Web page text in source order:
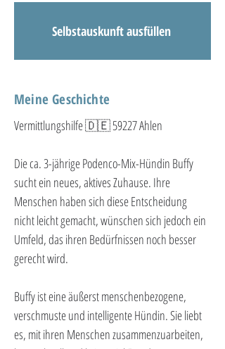
Selbstauskunft ausfüllen
Meine Geschichte
Vermittlungshilfe 🇩🇪 59227 Ahlen
Die ca. 3-jährige Podenco-Mix-Hündin Buffy
sucht ein neues, aktives Zuhause. Ihre
Menschen haben sich diese Entscheidung
nicht leicht gemacht, wünschen sich jedoch ein
Umfeld, das ihren Bedürfnissen noch besser
gerecht wird.
Buffy ist eine äußerst menschenbezogene,
verschmuste und intelligente Hündin. Sie liebt
es, mit ihren Menschen zusammenzuarbeiten,